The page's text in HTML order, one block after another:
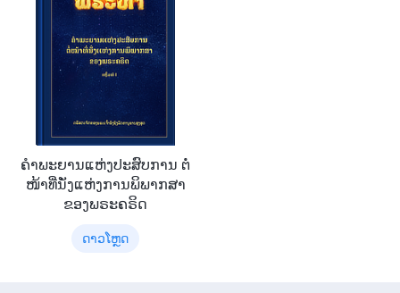
ຄຳພະຍານແຫ່ງປະສົບການ ຕໍ່
ໜ້າທີ່ນັ່ງແຫ່ງການພິພາກສາ
ຂອງພຣະຄຣິດ
ດາວໂຫຼດ